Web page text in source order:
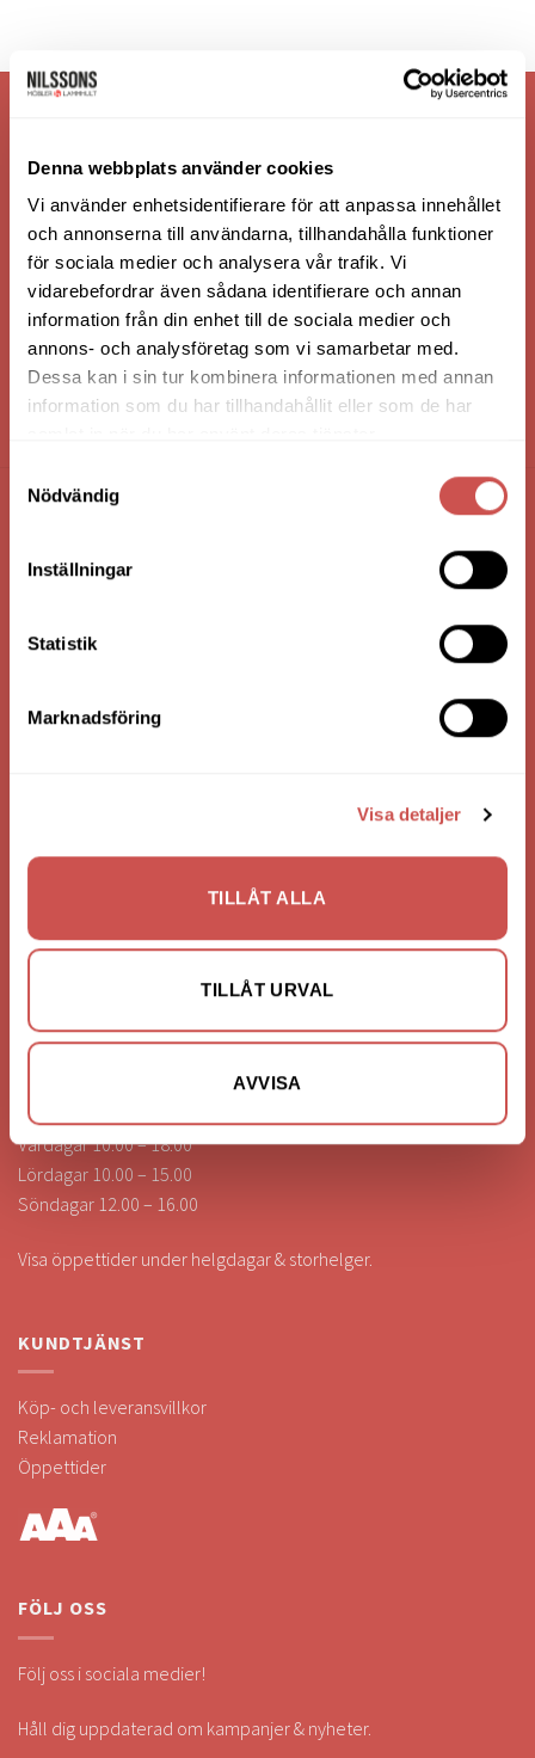
Denna webbplats använder cookies
Vi använder enhetsidentifierare för att anpassa innehållet
och annonserna till användarna, tillhandahålla funktioner
för sociala medier och analysera vår trafik. Vi
vidarebefordrar även sådana identifierare och annan
information från din enhet till de sociala medier och
annons- och analysföretag som vi samarbetar med.
Dessa kan i sin tur kombinera informationen med annan
information som du har tillhandahållit eller som de har
Nödvändig
Inställningar
Statistik
Marknadsföring
Visa detaljer
TILLÅT ALLA
TILLÅT URVAL
AVVISA
Nilssons Möbler i Lammhult
363 44 Lammhult
Bankgiro: 275-4836
info@nilssonsilammhult.se
Kundtjänst
Vardagar 10.00 – 18.00
Lördagar 10.00 – 15.00
Söndagar 12.00 – 16.00
Visa öppettider under helgdagar & storhelger.
KUNDTJÄNST
Köp- och leveransvillkor
Reklamation
Öppettider
FÖLJ OSS
Följ oss i sociala medier!
Håll dig uppdaterad om kampanjer & nyheter.